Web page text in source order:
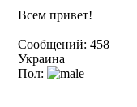
Всем привет!
Сообщений: 458
Украина
Пол: